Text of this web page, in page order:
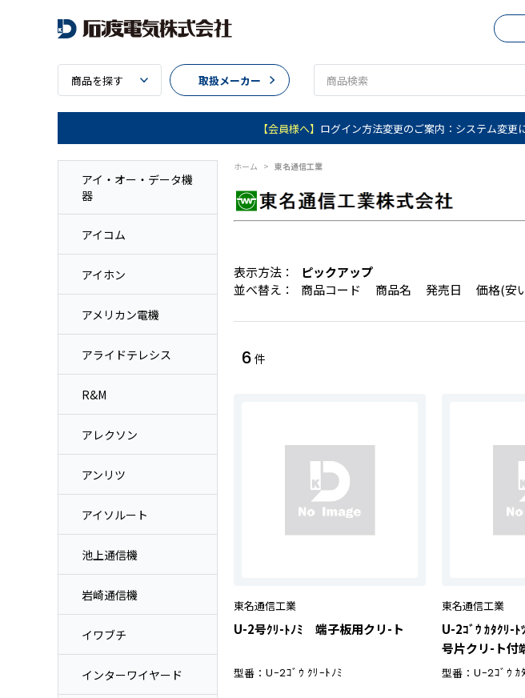
商品を探す 取扱メーカー
【会員様へ】 ログイン方法変更のご案内：システム変更
ホーム > 東名通信工業
表示方法：
ピックアップ
並べ替え：
商品コード 商品名 発売日 価格(安
6 件
東名通信工業
U-2号ｸﾘ-ﾄﾉﾐ 端子板用クリ-ト
型番： U-2ｺﾞｳ ｸﾘ-ﾄﾉﾐ
東名通信工業
U-2ｺﾞｳ ｶﾀｸﾘ-
号片クリ-ト付
型番： U-2ｺﾞｳ ｶ
アイ・オー・データ機
器
アイコム
アイホン
アメリカン電機
アライドテレシス
R&M
アレクソン
アンリツ
アイソルート
池上通信機
岩崎通信機
イワブチ
インターワイヤード